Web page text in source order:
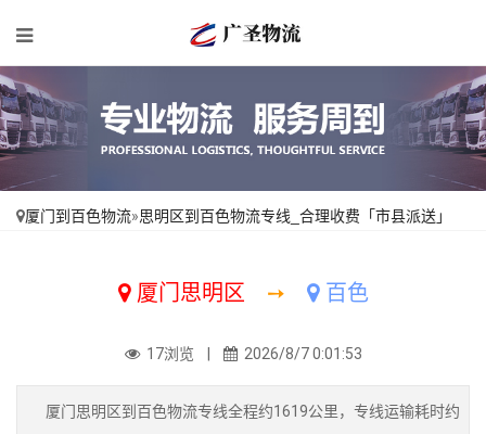
厦门到百色物流»思明区到百色物流专线_合理收费「市县派送」
厦门思明区 ➙ 百色
17浏览 | 2026/8/7 0:01:53
厦门思明区到百色物流专线全程约1619公里，专线运输耗时约